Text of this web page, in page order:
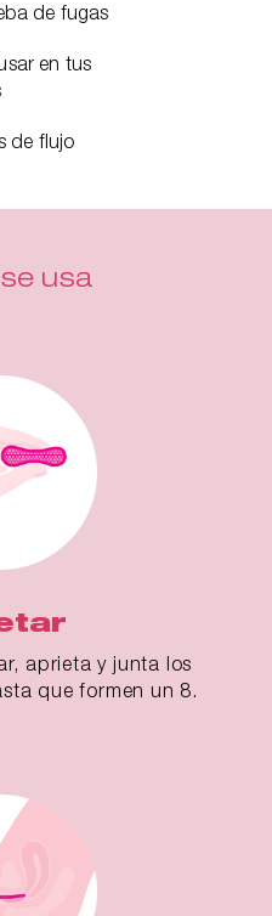
de fugas
en tus
de flujo
usa
aprieta y junta los
que formen un 8.